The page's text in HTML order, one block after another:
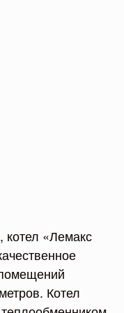
котел «Лемакс
Котел